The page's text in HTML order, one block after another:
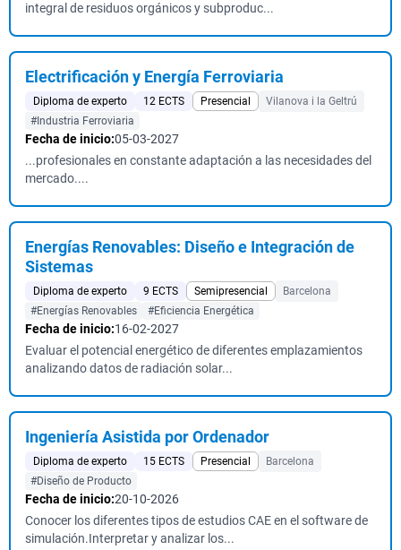
integral de residuos orgánicos y subproduc...
Electrificación y Energía Ferroviaria
Diploma de experto 12 ECTS Presencial
Vilanova i la Geltrú
#Industria Ferroviaria
Fecha de inicio:05-03-2027
...profesionales en constante adaptación a las necesidades del
mercado....
Energías Renovables: Diseño e Integración de
Sistemas
Diploma de experto 9 ECTS Semipresencial
Barcelona
#Energías Renovables
#Eficiencia Energética
Fecha de inicio:16-02-2027
Evaluar el potencial energético de diferentes emplazamientos
analizando datos de radiación solar...
Ingeniería Asistida por Ordenador
Diploma de experto 15 ECTS Presencial
Barcelona
#Diseño de Producto
Fecha de inicio:20-10-2026
Conocer los diferentes tipos de estudios CAE en el software de
simulación.Interpretar y analizar los...